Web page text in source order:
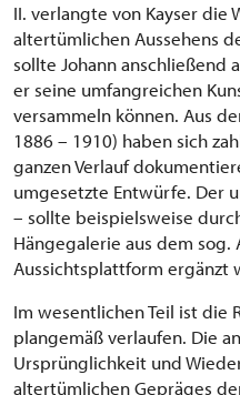
II. verlangte von Kayser die
altertümlichen Aussehens
sollte Johann anschließend
er seine umfangreichen
versammeln können. Aus
1886 – 1910) haben sich
ganzen Verlauf
umgesetzte Entwürfe. Der
– sollte beispielsweise
Hängegalerie aus dem
Aussichtsplattform ergänzt
Im wesentlichen Teil ist die
plangemäß verlaufen. Die
Ursprünglichkeit und
altertümlichen Gepräges